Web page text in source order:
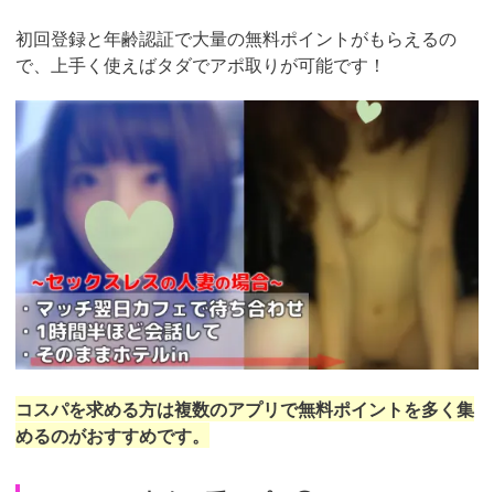
初回登録と年齢認証で大量の無料ポイントがもらえるの
で、上手く使えばタダでアポ取りが可能です！
https://pcmax.jp/lp/?
ad_id=rm307152
コスパを求める方は複数のアプリで無料ポイントを多く集
めるのがおすすめです。